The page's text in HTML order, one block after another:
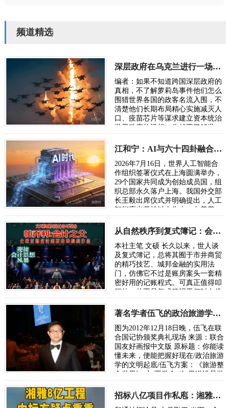
频道精选
深层政府在乌克兰进行一场“地狱级大实验”，骗了全世界
编者：如果不知道跨国深层政府的
真相，不了解萝莉岛事件他们怎么
围猎世界各国的政客名流入围，不
清楚他们长期布局精心实施减灭人
口、疫苗芯片等谋求建立资本统治
世界秩序的设想，你就不了解世
眼联盟国家…
江和宁：AI与六十四卦融合将成为读懂宇宙的通用语言
2026年7月16日，世界人工智能合
作组织签署仪式在上海圆满举办，
29个国家共同成为创始成员国，组
织总部永久落户上海。我国外交部
长王毅出席仪式并明确提出，人工
智能应当坚持以人为本、向善普
共享机制，…
从自然秩序到复式簿记：会计制度的诞生逻辑
本社主笔 文硕 长久以来，世人谈
及复式簿记，总将其囿于市井商贸
的精巧技艺、城邦金融的实用法
门，仿佛它不过是账房案头一套精
密好用的记账程式。可真正值得叩
问的，从不是复式簿记于何时在佛
熟，而是人类…
著名学者伍飞的政治旅游学方案：《旅游整合世界》
图为2012年12月18日晚，伍飞在联
合国记协颁奖典礼现场 来源：联合
国友好画报中文版 原标题：你能读
懂未来，便能把握好现在/政治旅游
学的文明起底/伍飞方案：《旅游整
合世界》 文/王学会 “如果说谁是世
人…
招标八亿项目作私庖：湘雅二院基建招标怪弊多